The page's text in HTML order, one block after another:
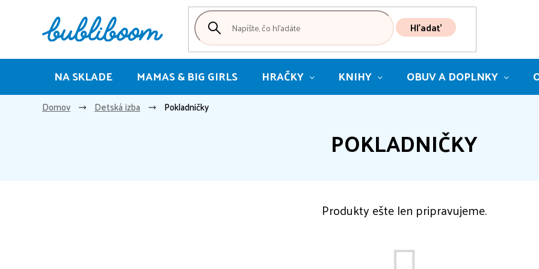
Hľadať
NA SKLADE MAMAS & BIG GIRLS HRAČKY KNIHY OBUV A DOPLNKY
Domov Detská izba Pokladničky
POKLADNIČKY
Produkty ešte len pripravujeme.